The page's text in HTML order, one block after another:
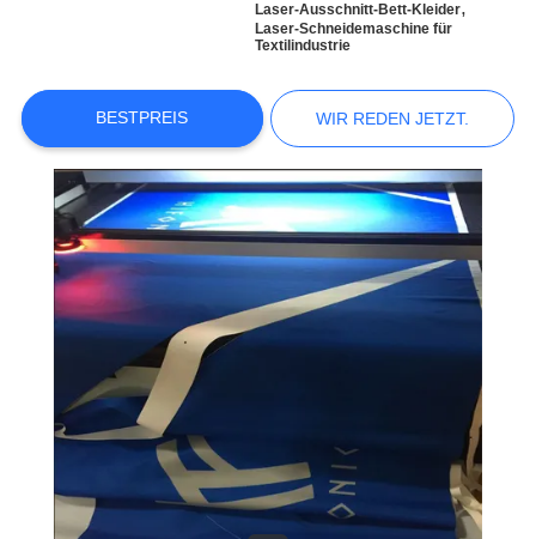
WIR
REDEN
JETZT.
COMPANY
NEWS
SITEMAP
PRIVACY
POLICY
Laser-Ausschnitt-Bett-Kleider,
Laser-Schneidemaschine für
Textilindustrie
BESTPREIS WIR REDEN JETZT.